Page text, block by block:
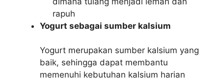
rapuh
Yogurt sebagai sumber kalsium
Yogurt merupakan sumber kalsium yang
baik, sehingga dapat membantu
memenuhi kebutuhan kalsium harian